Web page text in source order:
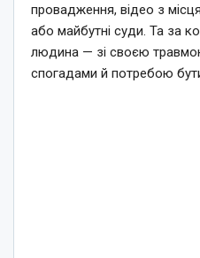
провадження, відео з
або майбутні суди. Та за
людина — зі своєю
спогадами й потребою